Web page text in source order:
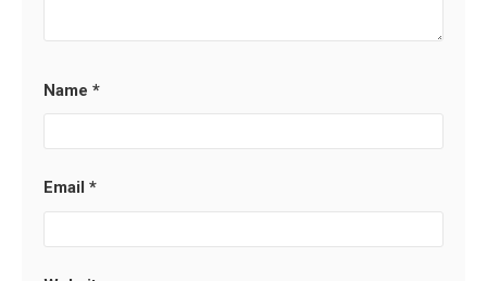
Name *
Email *